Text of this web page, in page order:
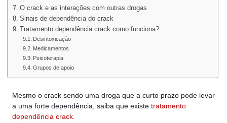
O crack e as interações com outras drogas
Sinais de dependência do crack
Tratamento dependência crack como funciona?
Desintoxicação
Medicamentos
Psicoterapia
Grupos de apoio
Mesmo o crack sendo uma droga que a curto prazo pode levar
a uma forte dependência, saiba que existe tratamento
dependência crack